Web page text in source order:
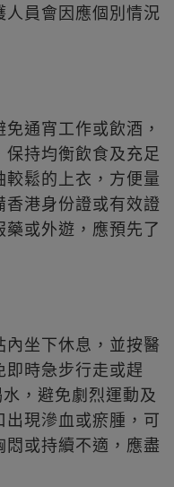
員會因應個別情況
通宵工作或飲酒，
持均衡飲食及充足
鬆的上衣，方便量
港身份證或有效證
或外遊，應預先了
坐下休息，並按醫
時急步行走或趕
，避免劇烈運動及
現滲血或瘀腫，可
或持續不適，應盡